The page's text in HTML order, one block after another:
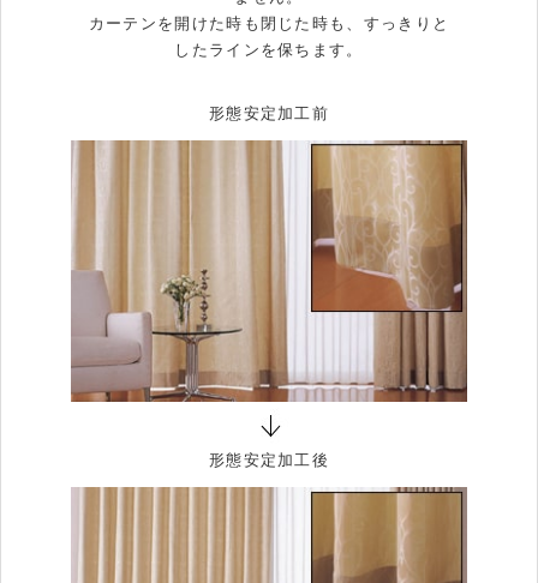
カーテンを開けた時も閉じた時も、すっきりと
したラインを保ちます。
形態安定加工前
形態安定加工後